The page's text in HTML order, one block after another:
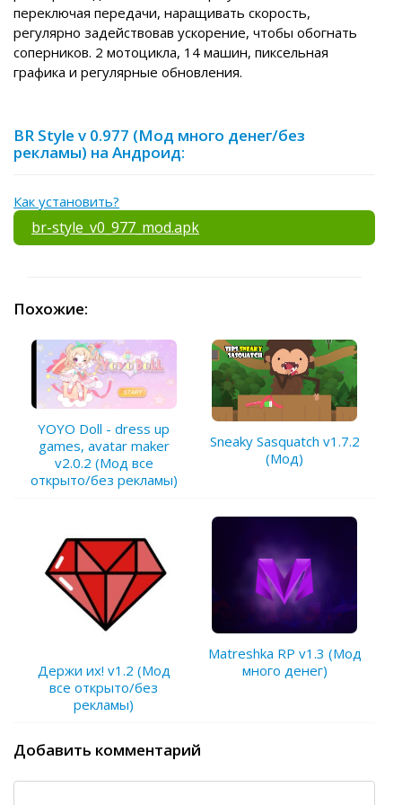
переключая передачи, наращивать скорость,
регулярно задействовав ускорение, чтобы обогнать
соперников. 2 мотоцикла, 14 машин, пиксельная
графика и регулярные обновления.
BR Style v 0.977 (Мод много денег/без
рекламы) на Андроид:
Как установить?
br-style_v0_977_mod.apk
Похожие:
YOYO Doll - dress up
games, avatar maker
v2.0.2 (Мод все
открыто/без рекламы)
Sneaky Sasquatch v1.7.2
(Мод)
Держи их! v1.2 (Мод
все открыто/без
рекламы)
Matreshka RP v1.3 (Мод
много денег)
Добавить комментарий